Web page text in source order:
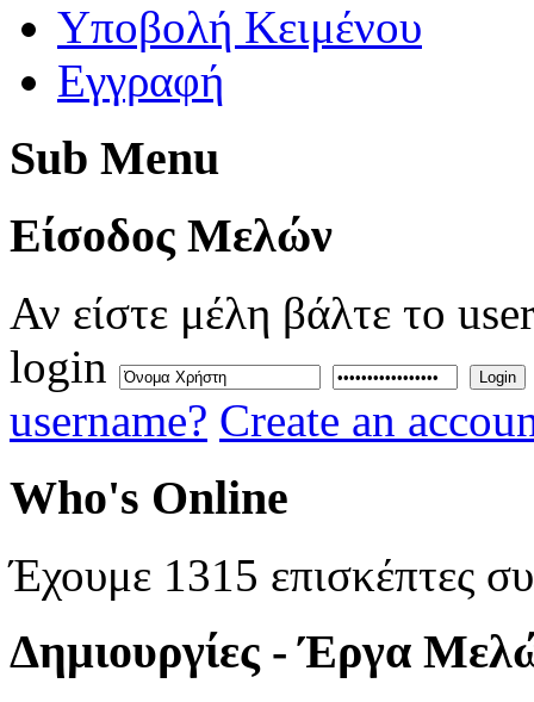
Yποβολή Κειμένου
Εγγραφή
Sub Menu
Eίσοδος Μελών
Αν είστε μέλη βάλτε το
login
Login
username? Create an
Who's Online
Έχουμε 1315 επισκέπτες
Δημιουργίες - Έργα